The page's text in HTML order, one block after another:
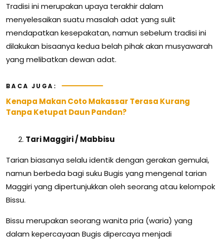
Tradisi ini merupakan upaya terakhir dalam
menyelesaikan suatu masalah adat yang sulit
mendapatkan kesepakatan, namun sebelum tradisi ini
dilakukan bisaanya kedua belah pihak akan musyawarah
yang melibatkan dewan adat.
BACA JUGA:
Kenapa Makan Coto Makassar Terasa Kurang
Tanpa Ketupat Daun Pandan?
Tari Maggiri / Mabbisu
Tarian biasanya selalu identik dengan gerakan gemulai,
namun berbeda bagi suku Bugis yang mengenal tarian
Maggiri yang dipertunjukkan oleh seorang atau kelompok
Bissu.
Bissu merupakan seorang wanita pria (waria) yang
dalam kepercayaan Bugis dipercaya menjadi